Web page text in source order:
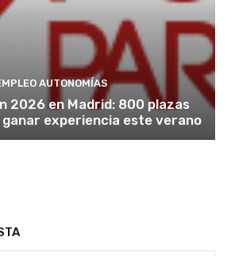
AUTONOMÍAS
2026 en Madrid: 800 plazas
experiencia este verano